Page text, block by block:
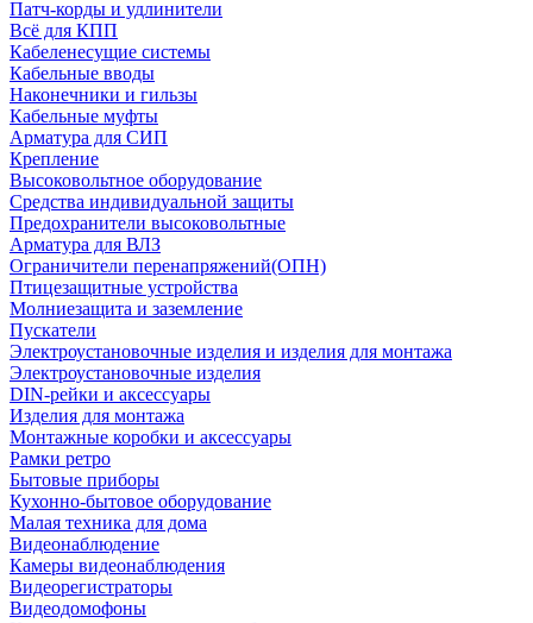
Патч-корды и удлинители
Всё для КПП
Кабеленесущие системы
Кабельные вводы
Наконечники и гильзы
Кабельные муфты
Арматура для СИП
Крепление
Высоковольтное оборудование
Средства индивидуальной защиты
Предохранители высоковольтные
Арматура для ВЛЗ
Ограничители перенапряжений(ОПН)
Птицезащитные устройства
Молниезащита и заземление
Пускатели
Электроустановочные изделия и изделия для монтажа
Электроустановочные изделия
DIN-рейки и аксессуары
Изделия для монтажа
Монтажные коробки и аксессуары
Рамки ретро
Бытовые приборы
Кухонно-бытовое оборудование
Малая техника для дома
Видеонаблюдение
Камеры видеонаблюдения
Видеорегистраторы
Видеодомофоны